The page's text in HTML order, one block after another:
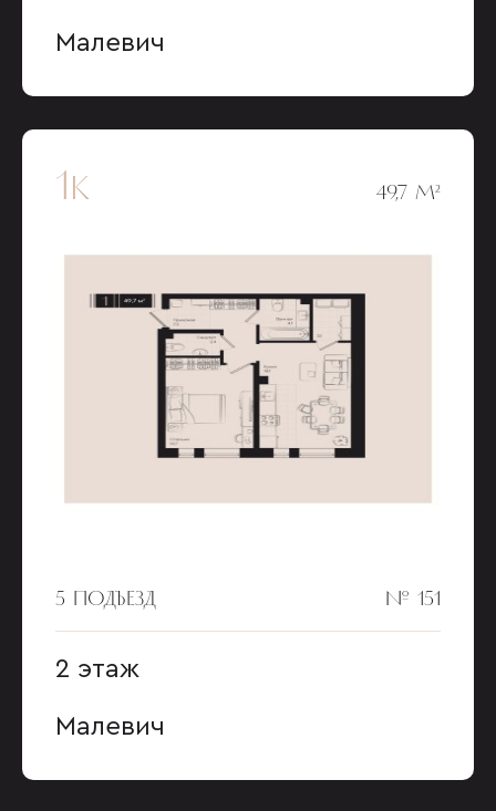
Малевич
1к 49,7 М²
5 ПОДЪЕЗД № 151
2 этаж
Малевич